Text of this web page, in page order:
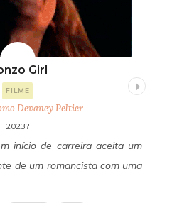
Girl
FILME
Devaney Peltier
2023?
início de carreira aceita um
de um romancista com uma